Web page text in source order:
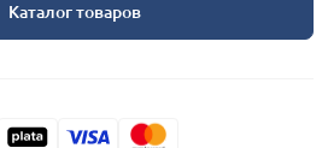
Каталог товаров